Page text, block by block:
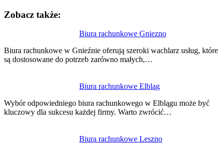
Zobacz także:
Biura rachunkowe Gniezno
Biura rachunkowe w Gnieźnie oferują szeroki wachlarz usług, które
są dostosowane do potrzeb zarówno małych,…
Biura rachunkowe Elbląg
Wybór odpowiedniego biura rachunkowego w Elblągu może być
kluczowy dla sukcesu każdej firmy. Warto zwrócić…
Biura rachunkowe Leszno
wpisu